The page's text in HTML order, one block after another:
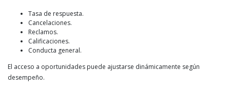
Tasa de respuesta.
Cancelaciones.
Reclamos.
Calificaciones.
Conducta general.
El acceso a oportunidades puede ajustarse dinámicamente según
desempeño.